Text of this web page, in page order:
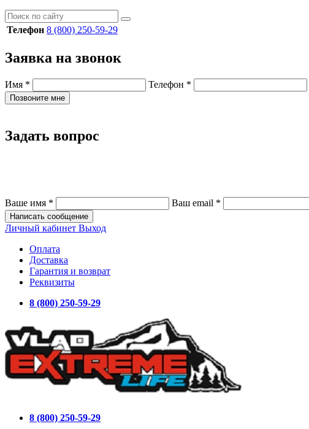
Телефон 8 (800) 250-59-29
Заявка на звонок
Имя * Телефон *
Позвоните мне
Задать вопрос
Ваше имя * Ваш email *
Написать сообщение
Личный кабинет Выход
Оплата
Доставка
Гарантия и возврат
Реквизиты
8 (800) 250-59-29
8 (800) 250-59-29